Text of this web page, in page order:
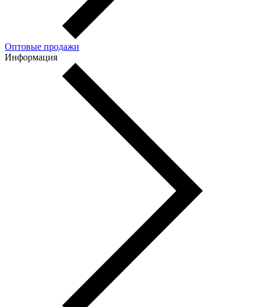
Оптовые продажи
Информация